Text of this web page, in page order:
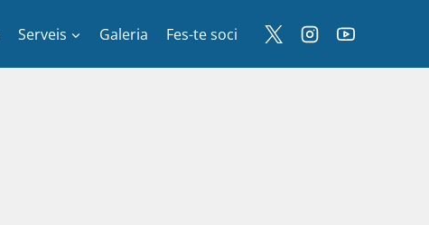
Serveis Galeria Fes-te soci